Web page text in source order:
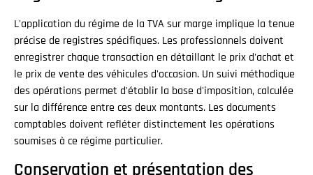
L'application du régime de la TVA sur marge implique la tenue
précise de registres spécifiques. Les professionnels doivent
enregistrer chaque transaction en détaillant le prix d'achat et
le prix de vente des véhicules d'occasion. Un suivi méthodique
des opérations permet d'établir la base d'imposition, calculée
sur la différence entre ces deux montants. Les documents
comptables doivent refléter distinctement les opérations
soumises à ce régime particulier.
Conservation et présentation des